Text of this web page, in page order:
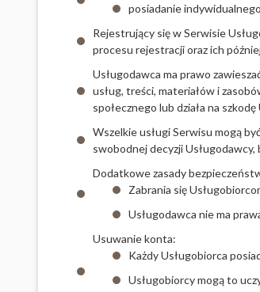
posiadanie
Rejestrujący się w Serwisie
procesu rejestracji oraz ich
Usługodawca ma prawo
usług, treści, materiałów i
społecznego lub działa na
Wszelkie usługi Serwisu mogą
swobodnej decyzji
Dodatkowe zasady
Zabrania się
Usługodawca nie ma
Usuwanie konta:
Każdy Usługobiorca
Usługobiorcy mogą to